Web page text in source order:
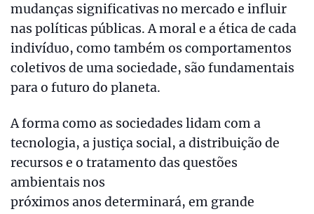
mudanças significativas no mercado e influir
nas políticas públicas. A moral e a ética de cada
indivíduo, como também os comportamentos
coletivos de uma sociedade, são fundamentais
para o futuro do planeta.
A forma como as sociedades lidam com a
tecnologia, a justiça social, a distribuição de
recursos e o tratamento das questões
ambientais nos
próximos anos determinará, em grande